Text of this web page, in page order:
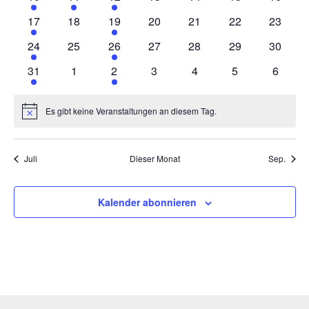
VeranstaltungVeranstaltungVeranstaltung
1
Veranstaltung
17
0
Veranstaltungen
18
1
Veranstaltung
19
0
20
0
21
0
22
0
23
1
Veranstaltung
24
0
Veranstaltungen
25
1
Veranstaltung
26
0
27
0
28
0
29
0
30
1
Veranstaltung
31
0
Veranstaltungen
1
1
Veranstaltung
2
0
3
0
4
0
5
0
6
HinweisEs gibt keine Veranstaltungen an diesem Tag.
Juli Dieser Monat Sep.
Kalender abonnieren